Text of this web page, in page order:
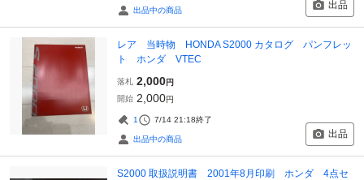
出品中の商品 出品
レア 当時物 HONDA S2000 カタログ パンフレッ
ト ホンダ VTEC
落札 2,000円
開始 2,000円
1 7/14 21:18終了
出品中の商品 出品
S2000 取扱説明書 2001年8月印刷 ホンダ 4点セ